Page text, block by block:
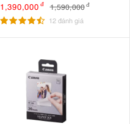
1,390,000 đ 1,590,000 đ
12 đánh giá